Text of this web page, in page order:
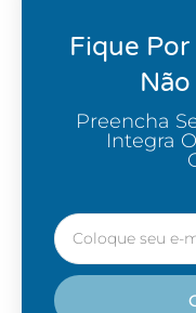
Fique
Preencha
Integra